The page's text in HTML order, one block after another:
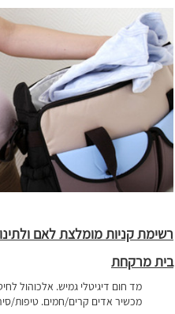
רשימת קניות מומלצת לאם
בית מרקחת
מד חום דיגיטלי גמיש. אלכוהול
מכשיר אדים קרים/חמים. טיפות/